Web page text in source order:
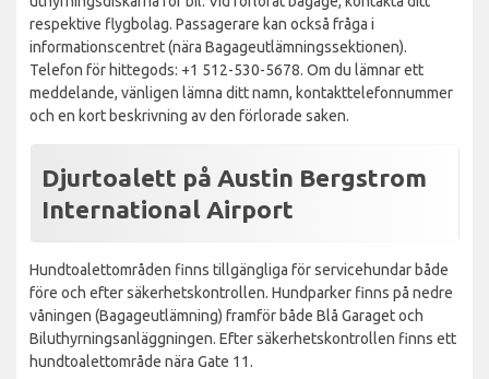
respektive flygbolag. Passagerare kan också fråga i
informationscentret (nära Bagageutlämningssektionen).
Telefon för hittegods: +1 512-530-5678. Om du lämnar ett
meddelande, vänligen lämna ditt namn, kontakttelefonnummer
och en kort beskrivning av den förlorade saken.
Djurtoalett på Austin Bergstrom
International Airport
Hundtoalettområden finns tillgängliga för servicehundar både
före och efter säkerhetskontrollen. Hundparker finns på nedre
våningen (Bagageutlämning) framför både Blå Garaget och
Biluthyrningsanläggningen. Efter säkerhetskontrollen finns ett
hundtoalettområde nära Gate 11.